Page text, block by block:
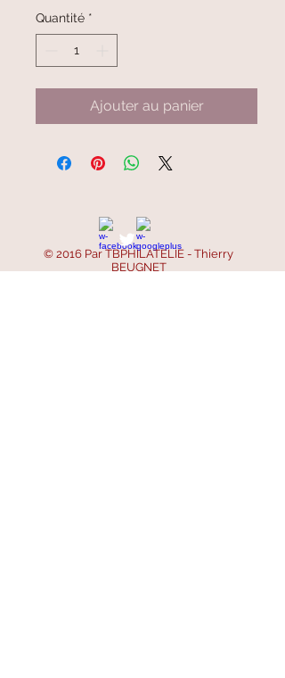
Quantité *
Ajouter au panier
© 2016 Par TBPHILATELIE - Thierry
BEUGNET